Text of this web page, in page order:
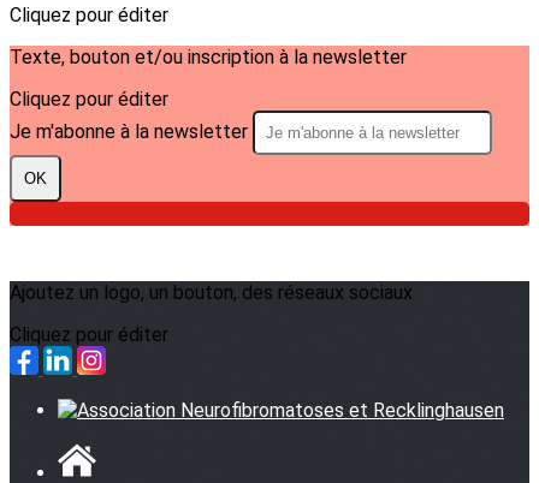
Cliquez pour éditer
Texte, bouton et/ou inscription à la newsletter
Cliquez pour éditer
Je m'abonne à la newsletter
OK
Ajoutez un logo, un bouton, des réseaux sociaux
Cliquez pour éditer